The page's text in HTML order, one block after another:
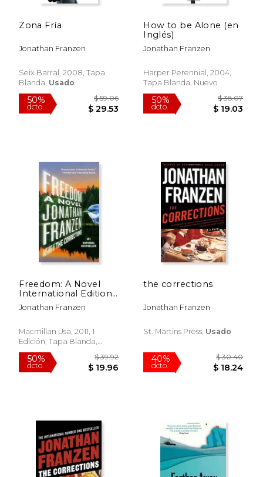
50%
dcto. $ 23.70
50%
dcto.
50% 50%
Zona Fría
Jonathan Franzen
Seix Barral, 2008, Tapa
Blanda, Usado
How to be Alone (en
Inglés)
Jonathan Franzen
Harper Perennial, 2004,
Tapa Blanda, Nuevo
Freedom: A Novel
International Edition
(en Inglés)
Jonathan Franzen
Macmillan Usa, 2011, 1
Edición, Tapa Blanda,
Usado
the corrections
Jonathan Franzen
St. Martins Press, Usado